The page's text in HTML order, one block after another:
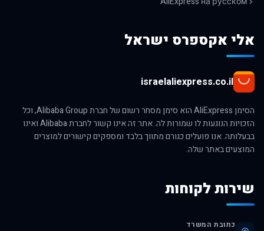
אלי אקספרס ישראל
israelaliexpress.co.il
הסימן AliExpress הוא סימן מסחר רשום של חברת Alibaba Group, וכל
הזכויות הנוגעות לו שמורות לה. אתר זה אינו קשור לחברת Alibaba ואינו
בבעלותה. אנו פועלים כגורם מתווך בלבד ומספקים קישורים למוצרים
המוצעים באתר שלה.
שירות לקוחות
כתובת המשרד